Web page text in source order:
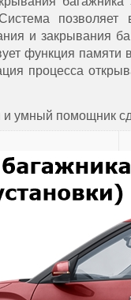
и закрывания
функция памяти
процесса
и умный помощник